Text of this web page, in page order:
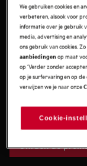
Promotie op
koelkasten.
Ontdek de
We gebruiken cookies en
verbeteren, alsook voor
informatie over je gebruik
media, advertising en
ons gebruik van cookies.
aanbiedingen op maat
op ‘Verder zonder
op je surfervaring en op
verwijzen we je naar onze
Cookie-